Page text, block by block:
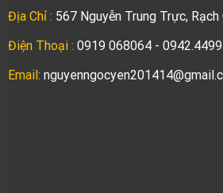
Địa Chỉ : 567 Nguyễn Trung Trực, Rạch
Điện Thoại : 0919 068064 -
Email: